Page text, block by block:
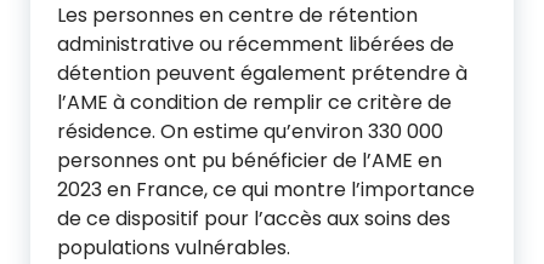
Les personnes en centre de rétention
administrative ou récemment libérées de
détention peuvent également prétendre à
l’AME à condition de remplir ce critère de
résidence. On estime qu’environ 330 000
personnes ont pu bénéficier de l’AME en
2023 en France, ce qui montre l’importance
de ce dispositif pour l’accès aux soins des
populations vulnérables.